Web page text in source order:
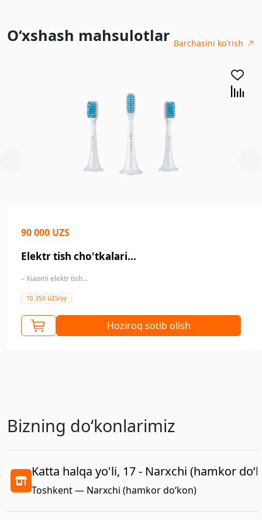
O‘xshash mahsulotlar Barchasini ko'rish
90 000 UZS
Elektr tish cho'tkalari...
– Xiaomi elektr tish...
10 350 UZS/oy
Hoziroq sotib olish
Bizning doʻkonlarimiz
Katta halqa yo'li, 17 - Narxchi (hamkor
Toshkent — Narxchi (hamkor do‘kon)